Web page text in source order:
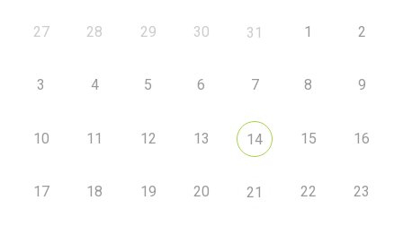
27 28 29 30 31 1 2
3 4 5 6 7 8 9
10 11 12 13 14 15 16
17 18 19 20 21 22 23